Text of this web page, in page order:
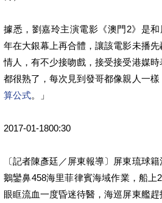
據悉，劉嘉玲主演電影《澳門2》是
年在大銀幕上再合體，讓該電影未播
情人，有不少接吻戲，接受接受港媒
都很熟了，每次見到發哥都像親人一樣
算公式。」
2017-01-1800:30
〔記者陳彥廷／屏東報導〕屏東琉球
鵝鑾鼻458海里菲律賓海域作業，船上
眼眶流血一度昏迷待醫，海巡屏東艦